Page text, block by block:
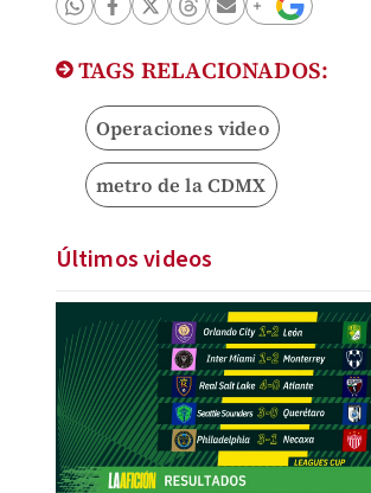
TAGS RELACIONADOS:
Operaciones video
metro de la CDMX
Últimos videos